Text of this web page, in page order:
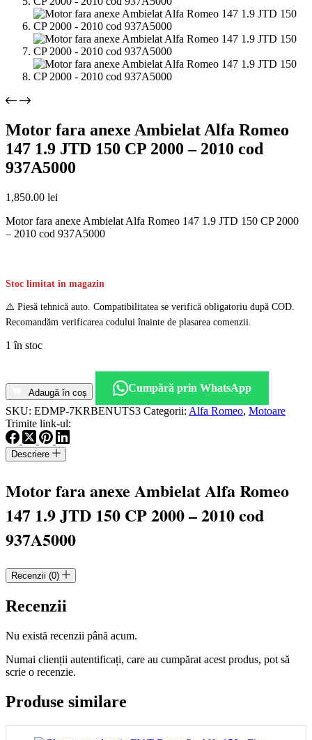
Motor fara anexe Ambielat Alfa Romeo
147 1.9 JTD 150 CP 2000 – 2010 cod
937A5000
1,850.00 lei
Motor fara anexe Ambielat Alfa Romeo 147 1.9 JTD 150 CP 2000
– 2010 cod 937A5000
Stoc limitat în magazin
⚠️ Piesă tehnică auto. Compatibilitatea se verifică obligatoriu după COD.
Recomandăm verificarea codului înainte de plasarea comenzii.
1 în stoc
Motor
anexe
Ambielat
Alfa
Romeo
147
150
2000
2010
937A5000
Adaugă în coș
Cumpără prin WhatsApp
SKU: EDMP-7KRBENUTS3 Categorii: Alfa Romeo, Motoare
Trimite link-ul:
Descriere
Motor fara anexe Ambielat Alfa Romeo
147 1.9 JTD 150 CP 2000 – 2010 cod
937A5000
Recenzii (0)
Recenzii
Nu există recenzii până acum.
Numai clienții autentificați, care au cumpărat acest produs, pot să
scrie o recenzie.
Produse similare